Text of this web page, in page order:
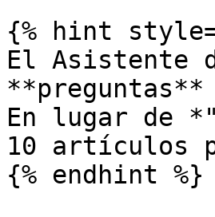
{% hint
El Asistente
En lugar de
10 artículos
{% endhint %}